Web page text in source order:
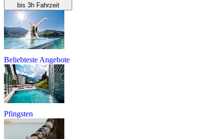
bis 3h Fahrzeit
Beliebteste Angebote
Pfingsten